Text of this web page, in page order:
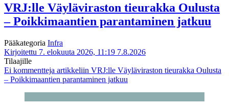
VRJ:lle Väyläviraston tieurakka Oulusta
– Poikkimaantien parantaminen jatkuu
Pääkategoria Infra
Kirjoitettu 7. elokuuta 2026, 11:19 7.8.2026
Tilaajille
Ei kommentteja artikkeliin VRJ:lle Väyläviraston tieurakka Oulusta
– Poikkimaantien parantaminen jatkuu